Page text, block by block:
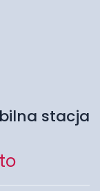
stacja